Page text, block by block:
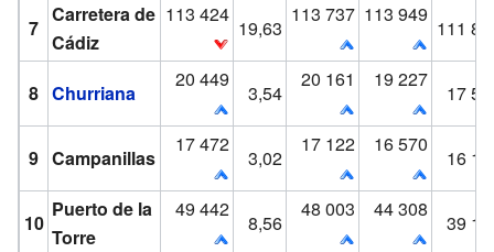
7
Carretera de
Cádiz
113 424
19,63
113 737 113 949
111
8 Churriana
20 449
3,54
20 161 19 227
17
9 Campanillas
17 472
3,02
17 122 16 570
16
10
Puerto de la
Torre
49 442
8,56
48 003 44 308
39